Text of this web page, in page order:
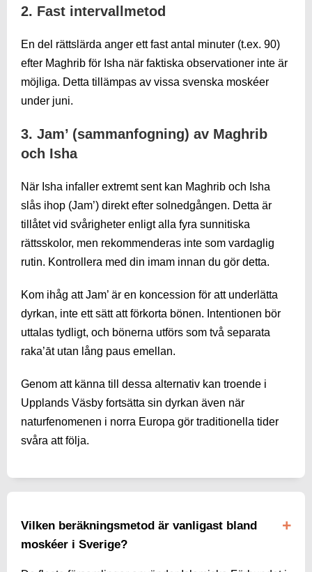
2. Fast intervallmetod
En del rättslärda anger ett fast antal minuter (t.ex. 90)
efter Maghrib för Isha när faktiska observationer inte är
möjliga. Detta tillämpas av vissa svenska moskéer
under juni.
3. Jam’ (sammanfogning) av Maghrib
och Isha
När Isha infaller extremt sent kan Maghrib och Isha
slås ihop (Jam’) direkt efter solnedgången. Detta är
tillåtet vid svårigheter enligt alla fyra sunnitiska
rättsskolor, men rekommenderas inte som vardaglig
rutin. Kontrollera med din imam innan du gör detta.
Kom ihåg att Jam’ är en koncession för att underlätta
dyrkan, inte ett sätt att förkorta bönen. Intentionen bör
uttalas tydligt, och bönerna utförs som två separata
raka’āt utan lång paus emellan.
Genom att känna till dessa alternativ kan troende i
Upplands Väsby fortsätta sin dyrkan även när
naturfenomenen i norra Europa gör traditionella tider
svåra att följa.
Vilken beräkningsmetod är vanligast bland
moskéer i Sverige?